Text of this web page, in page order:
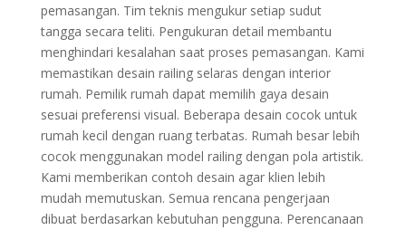
pemasangan. Tim teknis mengukur setiap sudut
tangga secara teliti. Pengukuran detail membantu
menghindari kesalahan saat proses pemasangan. Kami
memastikan desain railing selaras dengan interior
rumah. Pemilik rumah dapat memilih gaya desain
sesuai preferensi visual. Beberapa desain cocok untuk
rumah kecil dengan ruang terbatas. Rumah besar lebih
cocok menggunakan model railing dengan pola artistik.
Kami memberikan contoh desain agar klien lebih
mudah memutuskan. Semua rencana pengerjaan
dibuat berdasarkan kebutuhan pengguna. Perencanaan